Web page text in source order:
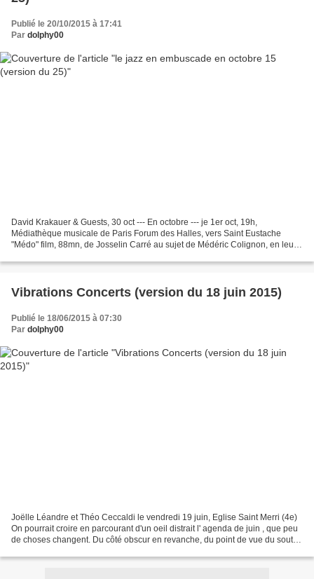
Publié le 20/10/2015 à 17:41
Par dolphy00
David Krakauer & Guests, 30 oct --- En octobre --- je 1er oct, 19h,
Médiathèque musicale de Paris Forum des Halles, vers Saint Eustache
"Médo" film, 88mn, de Josselin Carré au sujet de Médéric Colignon, en leur
Vibrations Concerts (version du 18 juin 2015)
Publié le 18/06/2015 à 07:30
Par dolphy00
Joëlle Léandre et Théo Ceccaldi le vendredi 19 juin, Eglise Saint Merri (4e)
On pourrait croire en parcourant d'un oeil distrait l' agenda de juin , que peu
de choses changent. Du côté obscur en revanche, du point de vue du soutier